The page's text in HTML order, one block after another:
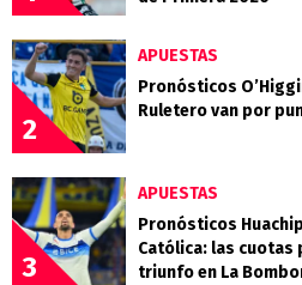
2
APUESTAS
Pronósticos
Ruletero van por
3
APUESTAS
Pronósticos
Católica: las cuotas
triunfo en La